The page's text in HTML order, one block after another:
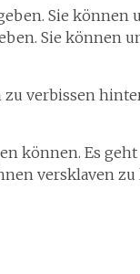
Sie können
Sie können
verbissen
können. Es
versklaven zu